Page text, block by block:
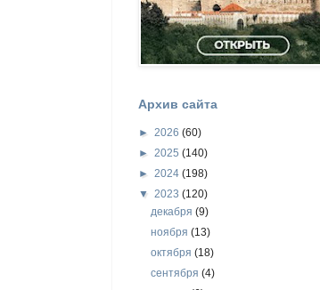
Архив сайта
► 2026 (60)
► 2025 (140)
► 2024 (198)
▼ 2023 (120)
декабря(9)
ноября(13)
октября(18)
сентября(4)